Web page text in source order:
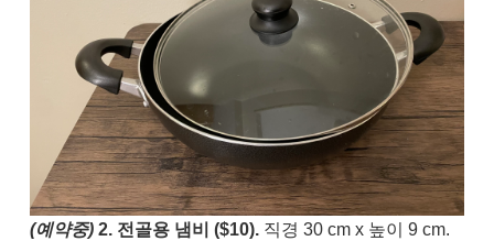
(예약중)2. 전골용 냄비 ($10). 직경 30 cm x 높이 9 cm.